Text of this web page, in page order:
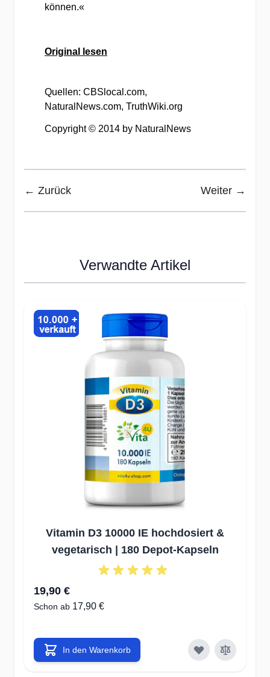
können.«
Original lesen
Quellen: CBSlocal.com,
NaturalNews.com, TruthWiki.org
Copyright © 2014 by NaturalNews
← Zurück Weiter →
Verwandte Artikel
Vitamin D3 10000 IE hochdosiert &
vegetarisch | 180 Depot-Kapseln
19,90 €
Schon ab 17,90 €
In den Warenkorb